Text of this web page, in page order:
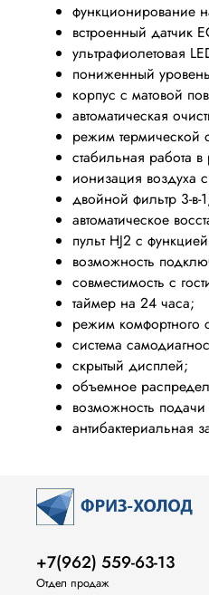
функционирование
встроенный датчик
ультрафиолетовая
пониженный
корпус с матовой
автоматическая
режим термической
стабильная работа
ионизация воздуха
двойной фильтр 3-в-
автоматическое
пульт HJ2 с
возможность
совместимость с
таймер на 24 часа;
режим комфортного
система
скрытый дисплей;
объемное
возможность
антибактериальная
+7(962) 559-63-13
Отдел продаж